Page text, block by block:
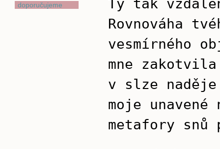
doporučujeme
Ty tak
Rovnováha
vesmírného
mne zakotvila
v slze naděje
moje
metafory